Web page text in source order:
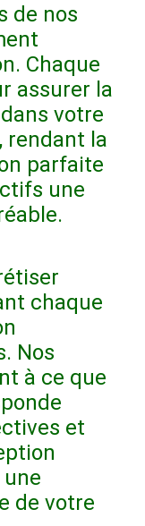
de nos
Chaque
assurer la
votre
rendant la
parfaite
une
chaque
Nos
à ce que
et
de votre